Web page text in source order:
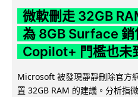
微軟刪走 32GB
為 8GB Surface 銷
Copilot+ 門檻也未
Microsoft 被發現靜靜刪除官方
置 32GB RAM 的建議。分析指